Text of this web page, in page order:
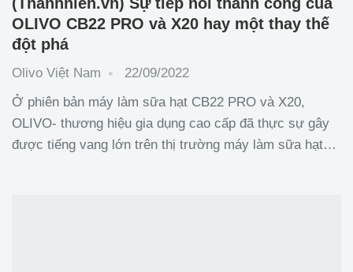
OLIVO CB22 PRO và X20 hay một thay thế
đột phá
Olivo Việt Nam
22/09/2022
Ở phiên bản máy làm sữa hạt CB22 PRO và X20,
OLIVO- thương hiệu gia dụng cao cấp đã thực sự gây
được tiếng vang lớn trên thị trường máy làm sữa hạt